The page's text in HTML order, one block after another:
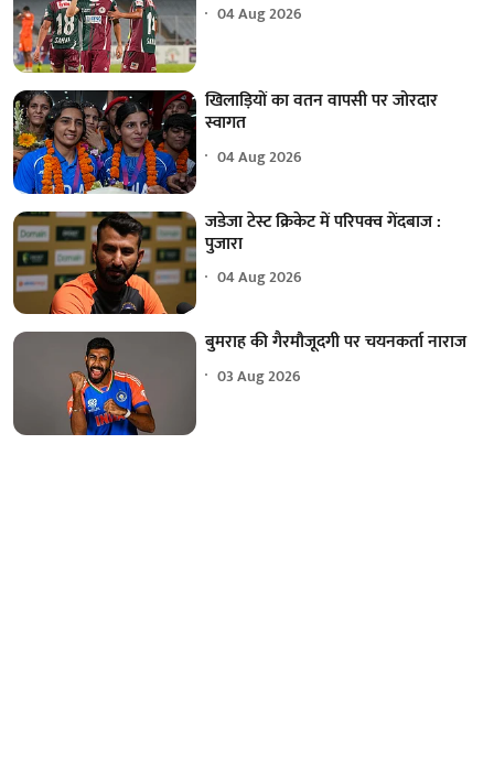
04 Aug 2026
खिलाड़ियों का वतन वापसी पर जोरदार
स्वागत
04 Aug 2026
जडेजा टेस्ट क्रिकेट में परिपक्व गेंदबाज :
पुजारा
04 Aug 2026
बुमराह की गैरमौजूदगी पर चयनकर्ता नाराज
03 Aug 2026